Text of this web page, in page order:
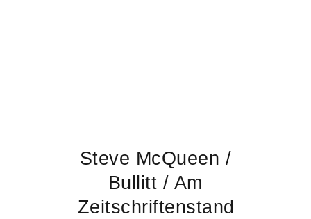
Steve McQueen /
Bullitt / Am
Zeitschriftenstand